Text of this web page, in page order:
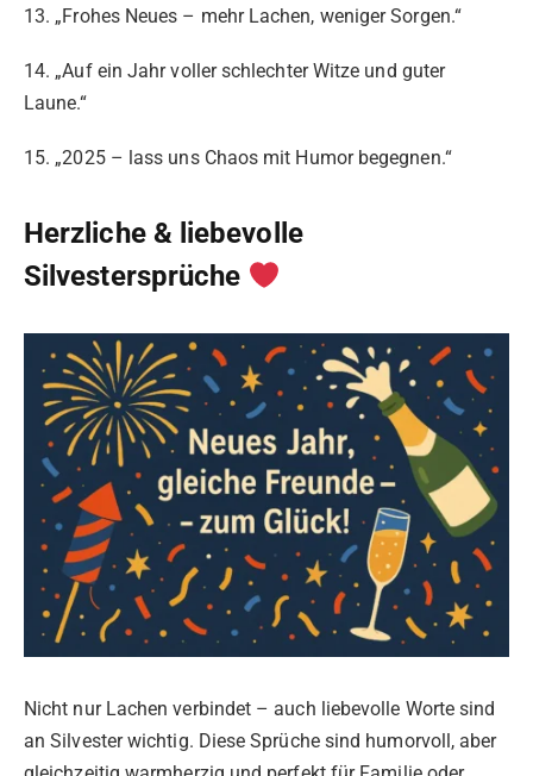
13. „Frohes Neues – mehr Lachen, weniger Sorgen.“
14. „Auf ein Jahr voller schlechter Witze und guter
Laune.“
15. „2025 – lass uns Chaos mit Humor begegnen.“
Herzliche & liebevolle
Silvestersprüche
Nicht nur Lachen verbindet – auch liebevolle Worte sind
an Silvester wichtig. Diese Sprüche sind humorvoll, aber